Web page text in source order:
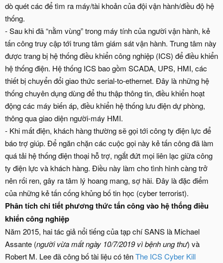
dò quét các để tìm ra máy/tài khoản của đội vận hành/điều độ hệ
thống.
- Sau khi đã “nằm vùng” trong máy tính của người vận hành, kẻ
tấn công truy cập tới trung tâm giám sát vận hành. Trung tâm này
được trang bị hệ thống điều khiển công nghiệp (ICS) để điều khiển
hệ thống điện. Hệ thống ICS bao gồm SCADA, UPS, HMI, các
thiết bị chuyển đổi giao thức serial-to-ethernet. Đây là những hệ
thống chuyên dụng dùng để thu thập thông tin, điều khiển hoạt
động các máy biến áp, điều khiển hệ thống lưu điện dự phòng,
thông qua giao diện người-máy HMI.
- Khi mất điện, khách hàng thường sẽ gọi tới công ty điện lực để
báo trợ giúp. Để ngăn chặn các cuộc gọi này kẻ tấn công đã làm
quá tải hệ thống điện thoại hỗ trợ, ngắt đứt mọi liên lạc giữa công
ty điện lực và khách hàng. Điều này làm cho tình hình càng trở
nên rối ren, gây ra tâm lý hoang mang, sợ hãi. Đây là đặc điểm
của những kẻ tấn cống khủng bố tin học (cyber terrorist).
Phân tích chi tiết phương thức tấn công vào hệ thống điều
khiển công nghiệp
Năm 2015, hai tác giả nổi tiếng của tạp chí SANS là Michael
Assante (người vừa mất ngày 10/7/2019 vì bệnh ung thư) và
Robert M. Lee đã công bố tài liệu có tênThe ICS Cyber Kill